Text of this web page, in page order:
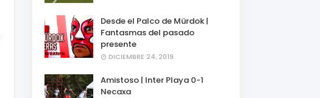
Desde el Palco de Mürdok |
Fantasmas del pasado
presente
DICIEMBRE 24, 2019
Amistoso | Inter Playa 0-1
Necaxa